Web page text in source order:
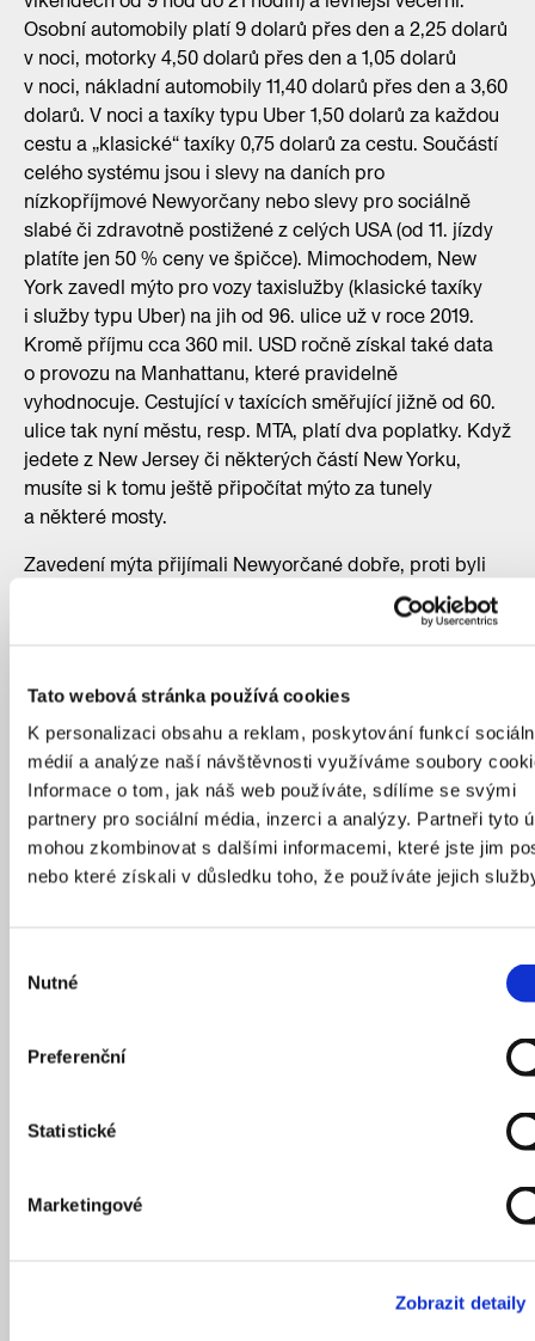
Tato webová stránka používá cookies
K personalizaci obsahu a reklam, poskytování funkcí
médií a analýze naší návštěvnosti využíváme soubory
Informace o tom, jak náš web používáte, sdílíme se svými
partnery pro sociální média, inzerci a analýzy. Partneři tyto
mohou zkombinovat s dalšími informacemi, které jste jim
nebo které získali v důsledku toho, že používáte jejich
souhlasu
Nutné
Preferenční
Statistické
Marketingové
Zobrazit detaily
Osobní automobily platí 9 dolarů přes den a 2,25 dolarů
v noci, motorky 4,50 dolarů přes den a 1,05 dolarů
v noci, nákladní automobily 11,40 dolarů přes den a 3,60
dolarů. V noci a taxíky typu Uber 1,50 dolarů za každou
cestu a „klasické“ taxíky 0,75 dolarů za cestu. Součástí
celého systému jsou i slevy na daních pro
nízkopříjmové Newyorčany nebo slevy pro sociálně
slabé či zdravotně postižené z celých USA (od 11. jízdy
platíte jen 50 % ceny ve špičce). Mimochodem, New
York zavedl mýto pro vozy taxislužby (klasické taxíky
i služby typu Uber) na jih od 96. ulice už v roce 2019.
Kromě příjmu cca 360 mil. USD ročně získal také data
o provozu na Manhattanu, které pravidelně
vyhodnocuje. Cestující v taxících směřující jižně od 60.
ulice tak nyní městu, resp. MTA, platí dva poplatky. Když
jedete z New Jersey či některých částí New Yorku,
musíte si k tomu ještě připočítat mýto za tunely
a některé mosty.
Zavedení mýta přijímali Newyorčané dobře, proti byli
hlavně obyvatelé New Jersey. První čísla ukazují ve
všední dny asi 7% nárůst využití metra a 6%
týdnech roku zatím podařilo zrychlit o 1 až 10 minut,
největší úspora je právě při dojezdu z New Jersey. Za
první dva týdny klesl počet nehod o 48 % a zranění při
nehodách o 27 %. Mimochodem New York dokonce již
v roce 2014 zavedl plošnou max. povolenou rychlost 40
km/h (25 mph) z důvodu snížení počtu následků nehod.
Je ale otázka, co udělá s mýtným nová americká
nicméně mnoho soudních procesů potvrdilo. Může ale
rozpočet města či MTA.